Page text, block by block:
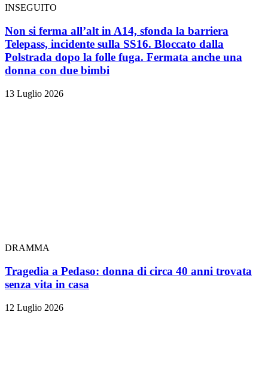
INSEGUITO
Non si ferma all’alt in A14, sfonda la barriera
Telepass, incidente sulla SS16. Bloccato dalla
Polstrada dopo la folle fuga. Fermata anche una
donna con due bimbi
13 Luglio 2026
DRAMMA
Tragedia a Pedaso: donna di circa 40 anni trovata
senza vita in casa
12 Luglio 2026